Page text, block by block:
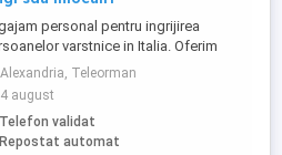
personal pentru ingrijirea
varstnice in Italia. Oferim
si sprijin pe toata perioada
Nu percepem nicio taxa in
sau Italia! Cunostinte medii de
italiana! Experienta si recomandarile
avantaj!
Alexandria, Teleorman
4 august
Telefon validat
Repostat automat